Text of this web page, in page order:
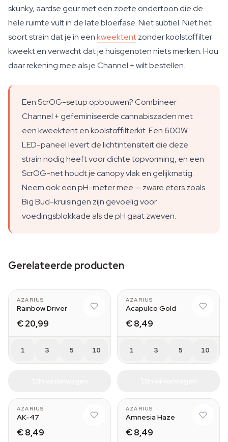
skunky, aardse geur met een zoete ondertoon die de
hele ruimte vult in de late bloeifase. Niet subtiel. Niet het
soort strain dat je in eenkweektentzonder koolstoffilter
kweekt en verwacht dat je huisgenoten niets merken. Hou
daar rekening mee als je Channel + wilt bestellen.
Een ScrOG-setup opbouwen? Combineer
Channel + gefeminiseerde cannabiszaden met
een kweektent en koolstoffilterkit. Een 600W
LED-paneel levert de lichtintensiteit die deze
strain nodig heeft voor dichte topvorming, en een
ScrOG-net houdt je canopy vlak en gelijkmatig.
Neem ook een pH-meter mee — zware eters zoals
Big Bud-kruisingen zijn gevoelig voor
voedingsblokkade als de pH gaat zweven.
Gerelateerde producten
AZARIUS
Rainbow Driver
€ 20,99
1 3 5 10
AZARIUS
Acapulco Gold
€ 8,49
1 3 5 10
AZARIUS
AK-47
€ 8,49
AZARIUS
Amnesia Haze
€ 8,49